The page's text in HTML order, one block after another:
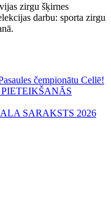
zirgu šķirnes
darbu: sporta zirgu
čempionātu Cellē!
PIETEIKŠANĀS
SARAKSTS 2026